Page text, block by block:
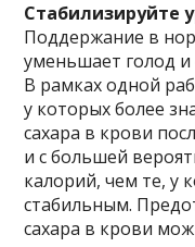
Стабилизируйте
Поддержание в
уменьшает голод и
В рамках одной
у которых более
сахара в крови
и с большей
калорий, чем те, у
стабильным.
сахара в крови